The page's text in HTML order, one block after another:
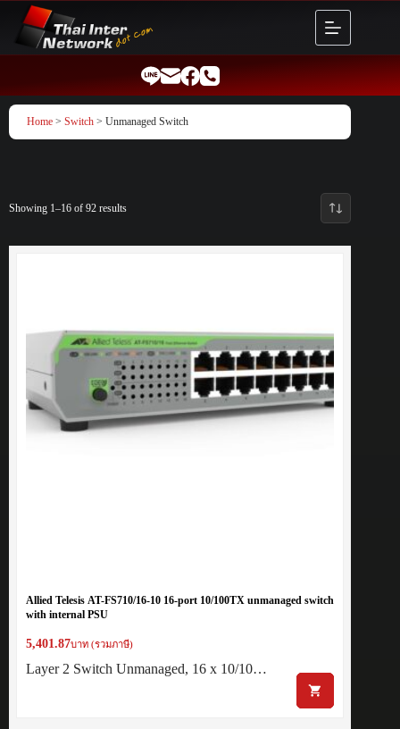
content
Home > Switch > Unmanaged Switch
Showing 1–16 of 92 results
Allied Telesis AT-FS710/16-10 16-port 10/100TX unmanaged switch
with internal PSU
5,401.87บาท (รวมภาษี)
Layer 2 Switch Unmanaged, 16 x 10/10…